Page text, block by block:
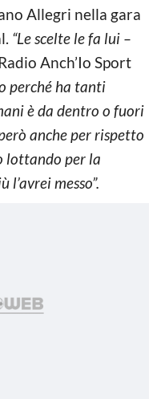
Allegri nella gara
“Le scelte le fa lui –
Anch’Io Sport
perché ha tanti
è da dentro o fuori
anche per rispetto
lottando per la
messo”.